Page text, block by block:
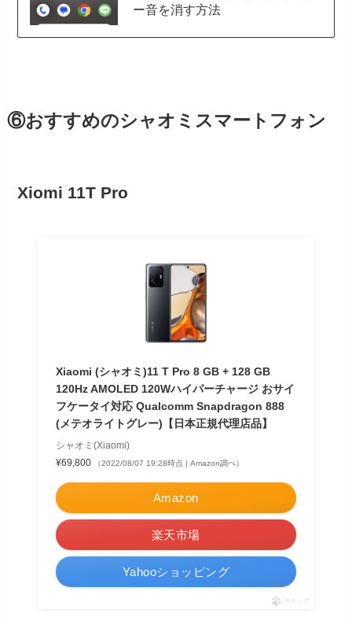
ー音を消す方法
⑥おすすめのシャオミスマートフォン
Xiomi 11T Pro
Xiaomi (シャオミ)11 T Pro 8 GB + 128 GB
120Hz AMOLED 120Wハイパーチャージ おサイ
フケータイ対応 Qualcomm Snapdragon 888
(メテオライトグレー)【日本正規代理店品】
シャオミ(Xiaomi)
¥69,800
（2022/08/07 19:28時点 | Amazon調べ）
Amazon
楽天市場
Yahooショッピング
ポチップ